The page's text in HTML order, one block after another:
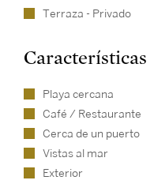
Terraza - Privado
Características
Playa cercana
Café / Restaurante
Cerca de un puerto
Vistas al mar
Exterior